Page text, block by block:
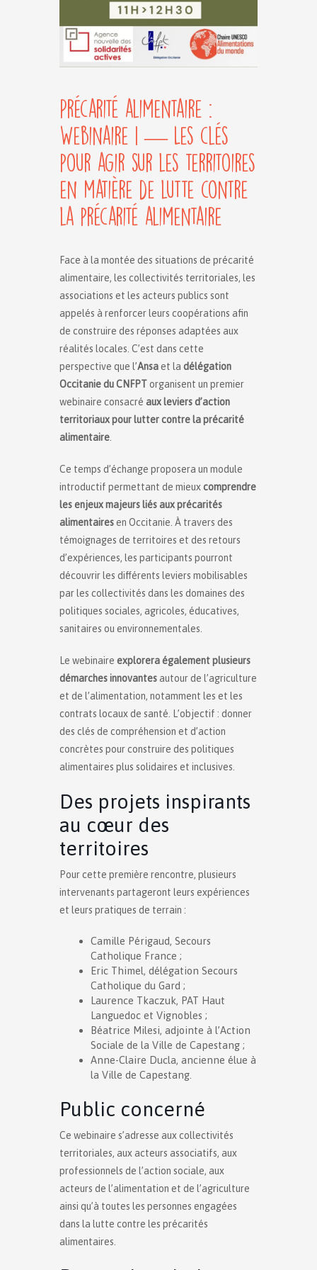
Précarité alimentaire :
Webinaire 1 — Les clés
pour agir sur les territoires
en matière de lutte contre
la précarité alimentaire
Face à la montée des situations de précarité
alimentaire, les collectivités territoriales, les
associations et les acteurs publics sont
appelés à renforcer leurs coopérations afin
de construire des réponses adaptées aux
réalités locales. C’est dans cette
perspective que l’Ansaet la délégation
Occitanie du CNFPT organisent un premier
webinaire consacré aux leviers d’action
territoriaux pour lutter contre la précarité
alimentaire.
Ce temps d’échange proposera un module
introductif permettant de mieuxcomprendre
les enjeux majeurs liés aux précarités
alimentairesen Occitanie. À travers des
témoignages de territoires et des retours
d’expériences, les participants pourront
découvrir les différents leviers mobilisables
par les collectivités dans les domaines des
politiques sociales, agricoles, éducatives,
sanitaires ou environnementales.
Le webinaire explorera également plusieurs
démarches innovantes autour de l’agriculture
et de l’alimentation, notamment les et les
contrats locaux de santé. L’objectif : donner
des clés de compréhension et d’action
concrètes pour construire des politiques
alimentaires plus solidaires et inclusives.
Des projets inspirants
au cœur des
territoires
Pour cette première rencontre, plusieurs
intervenants partageront leurs expériences
et leurs pratiques de terrain :
Camille Périgaud, Secours
Catholique France ;
Eric Thimel, délégation Secours
Catholique du Gard ;
Laurence Tkaczuk, PAT Haut
Languedoc et Vignobles ;
Béatrice Milesi, adjointe à l’Action
Sociale de la Ville de Capestang ;
Anne-Claire Ducla, ancienne élue à
la Ville de Capestang.
Public concerné
Ce webinaire s’adresse aux collectivités
territoriales, aux acteurs associatifs, aux
professionnels de l’action sociale, aux
acteurs de l’alimentation et de l’agriculture
ainsi qu’à toutes les personnes engagées
dans la lutte contre les précarités
alimentaires.